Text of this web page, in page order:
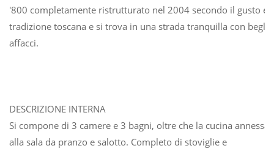
'800 completamente ristrutturato nel 2004 secondo il gusto e
tradizione toscana e si trova in una strada tranquilla con begli
affacci.
DESCRIZIONE INTERNA
Si compone di 3 camere e 3 bagni, oltre che la cucina annessa
alla sala da pranzo e salotto. Completo di stoviglie e